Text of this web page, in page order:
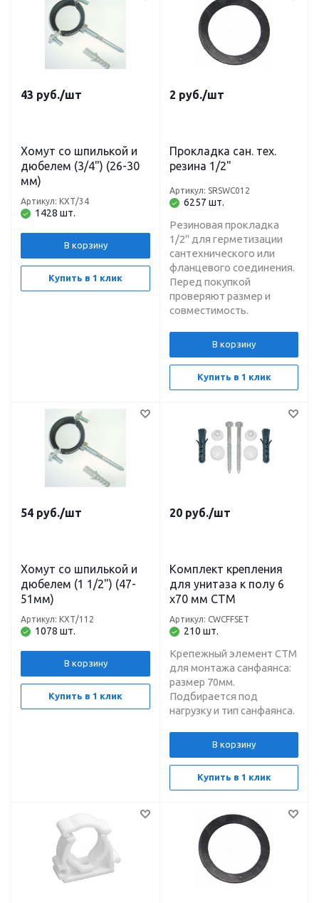
43 руб./шт
Хомут со шпилькой и
дюбелем (3/4") (26-30
мм)
1428 шт.
Артикул: КХТ/34
В корзину
Купить в 1 клик
2 руб./шт
Прокладка сан. тех.
резина 1/2"
6257 шт.
Артикул: SRSWC012
Резиновая прокладка
1/2" для герметизации
сантехнического или
фланцевого соединения.
Перед покупкой
проверяют размер и
совместимость.
В корзину
Купить в 1 клик
54 руб./шт
Хомут со шпилькой и
дюбелем (1 1/2") (47-
51мм)
1078 шт.
Артикул: КХТ/112
В корзину
Купить в 1 клик
20 руб./шт
Комплект крепления
для унитаза к полу 6
х70 мм СТМ
210 шт.
Артикул: CWCFFSET
Крепежный элемент СТМ
для монтажа санфаянса:
размер 70мм.
Подбирается под
нагрузку и тип санфаянса.
В корзину
Купить в 1 клик